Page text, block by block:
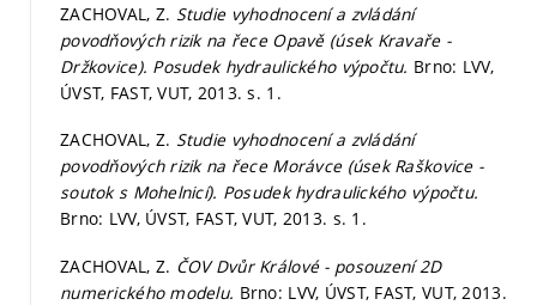
ZACHOVAL, Z. Studie vyhodnocení a zvládání
povodňových rizik na řece Opavě (úsek Kravaře -
Držkovice). Posudek hydraulického výpočtu. Brno: LVV,
ÚVST, FAST, VUT, 2013.s. 1.
ZACHOVAL, Z. Studie vyhodnocení a zvládání
povodňových rizik na řece Morávce (úsek Raškovice -
soutok s Mohelnicí). Posudek hydraulického výpočtu.
Brno: LVV, ÚVST, FAST, VUT, 2013. s. 1.
ZACHOVAL, Z. ČOV Dvůr Králové - posouzení 2D
numerického modelu. Brno: LVV, ÚVST, FAST, VUT, 2013.